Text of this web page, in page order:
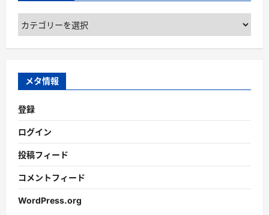
カ
テ
ゴ
ー
メタ情報
登録
ログイン
投稿フィード
コメントフィード
WordPress.org